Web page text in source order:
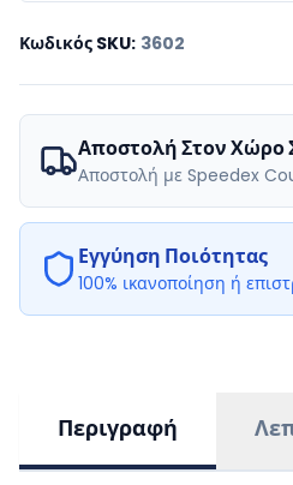
Κωδικός SKU: 3602
Αποστολή Στον Χώρο
Αποστολή με Speedex
Εγγύηση Ποιότητας
100% ικανοποίηση ή
Περιγραφή